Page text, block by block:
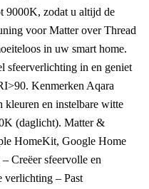
9000K, zodat u altijd de
voor Matter over Thread
in uw smart home.
sfeerverlichting in en geniet
Kenmerken Aqara
en instelbare witte
(daglicht). Matter &
HomeKit, Google Home
Creëer sfeervolle en
verlichting – Past